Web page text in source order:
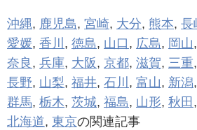
沖縄, 鹿児島, 宮崎, 大分, 熊本, 長
愛媛, 香川 , 徳島, 山口 , 広島, 岡山,
奈良 , 兵庫, 大阪, 京都, 滋賀, 三重,
長野, 山梨, 福井, 石川 , 富山, 新潟,
群馬, 栃木, 茨城, 福島, 山形, 秋田 ,
北海道, 東京の関連記事